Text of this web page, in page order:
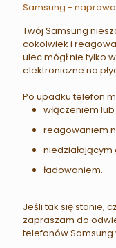
Samsung -
Twój Samsung
cokolwiek i
ulec mógł nie tylko
elektroniczne na
Po upadku telefon
włączeniem
reagowaniem
niedziałającym
ładowaniem.
Jeśli tak się stanie,
zapraszam do
telefonów Samsung